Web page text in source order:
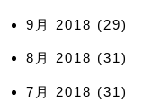
9月 2018 (29)
8月 2018 (31)
7月 2018 (31)